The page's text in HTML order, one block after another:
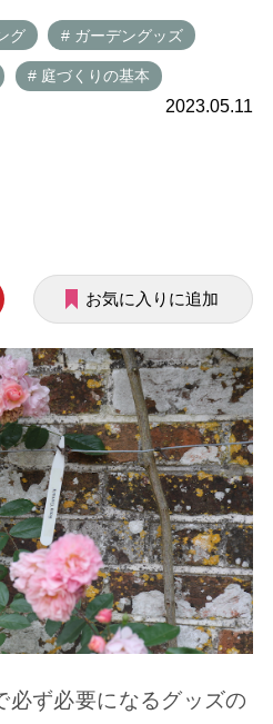
グ # ガーデングッズ
# 庭づくりの基本
2023.05.11
お気に入りに追加
必ず必要になるグッズの